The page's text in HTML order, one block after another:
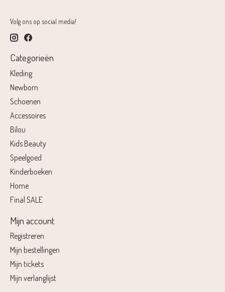
Volg ons op social media!
Categorieën
Kleding
Newborn
Schoenen
Accessoires
Bilou
Kids Beauty
Speelgoed
Kinderboeken
Home
Final SALE
Mijn account
Registreren
Mijn bestellingen
Mijn tickets
Mijn verlanglijst